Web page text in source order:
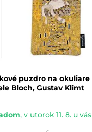
puzdro na okuliare
Bloch, Gustav Klimt
, v utorok 11. 8. u vás